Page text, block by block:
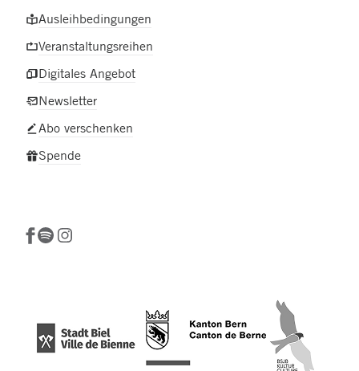
Ausleihbedingungen
Veranstaltungsreihen
Digitales Angebot
Newsletter
Abo verschenken
Spende